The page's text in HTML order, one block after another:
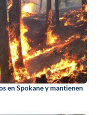
en Spokane y mantienen